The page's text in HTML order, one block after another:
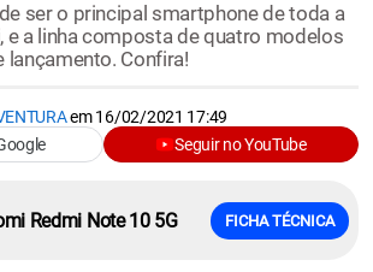
ser o principal smartphone de toda a
e a linha composta de quatro modelos
lançamento. Confira!
em16/02/2021 17:49
Seguir no YouTube
Redmi Note 10 5G FICHA TÉCNICA